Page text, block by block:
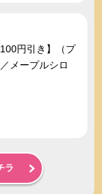
円引き】（プ
メープルシロ
ラ